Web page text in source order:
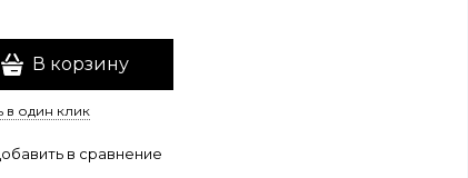
В корзину
в один клик
в сравнение